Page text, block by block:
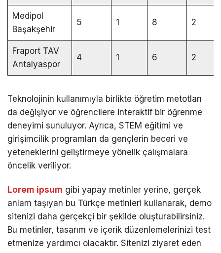
Medipol
Başakşehir
5 1 8 2
Fraport TAV
Antalyaspor
4 1 6 2
Teknolojinin kullanımıyla birlikte öğretim metotları
da değişiyor ve öğrencilere interaktif bir öğrenme
deneyimi sunuluyor. Ayrıca, STEM eğitimi ve
girişimcilik programları da gençlerin beceri ve
yeteneklerini geliştirmeye yönelik çalışmalara
öncelik veriliyor.
Lorem ipsum gibi yapay metinler yerine, gerçek
anlam taşıyan bu Türkçe metinleri kullanarak, demo
sitenizi daha gerçekçi bir şekilde oluşturabilirsiniz.
Bu metinler, tasarım ve içerik düzenlemelerinizi test
etmenize yardımcı olacaktır. Sitenizi ziyaret eden